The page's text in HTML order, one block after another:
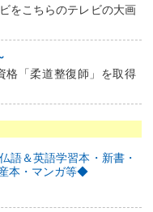
をこちらのテレビの大画
格「柔道整復師」を取得
＆英語学習本・新書・
本・マンガ等◆